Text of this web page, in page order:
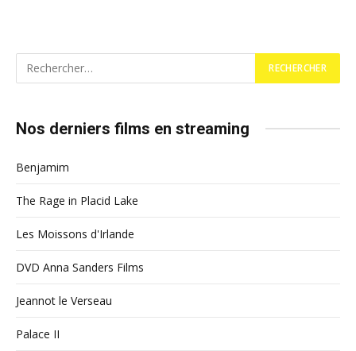
Nos derniers films en streaming
Benjamim
The Rage in Placid Lake
Les Moissons d'Irlande
DVD Anna Sanders Films
Jeannot le Verseau
Palace II